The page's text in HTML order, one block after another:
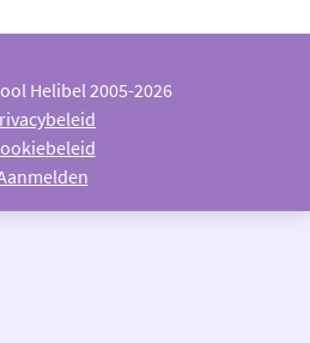
Helibel 2005-2026